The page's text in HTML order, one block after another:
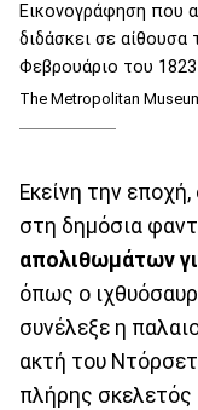
Εικονογράφηση που
διδάσκει σε
Φεβρουάριο του 1823
The Metropolitan
Εκείνη την
στη δημόσια
απολιθωμάτων
όπως ο
συνέλεξε η
ακτή του Ντόρσετ
πλήρης